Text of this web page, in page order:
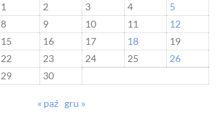
1
2 3 4
5
8 9 10 11
12
15 16 17 18
19
22 23 24 25
26
29 30
« paź gru »